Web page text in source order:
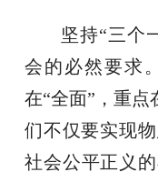
坚持“三个
会的必然要求
在“全面”，重点
们不仅要实现
社会公平正义